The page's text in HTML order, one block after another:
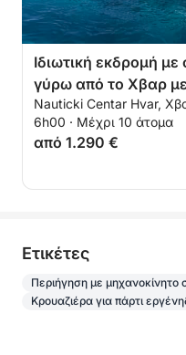
Ιδιωτική εκδρομή
γύρω από το Χβαρ με
μηχανοκίνητο
Nauticki Centar Hvar,
6h00 · Μέχρι 10 άτομα
από 1.290 €
Eτικέτες
Περιήγηση με μηχανοκίνητο
Κρουαζιέρα για πάρτι